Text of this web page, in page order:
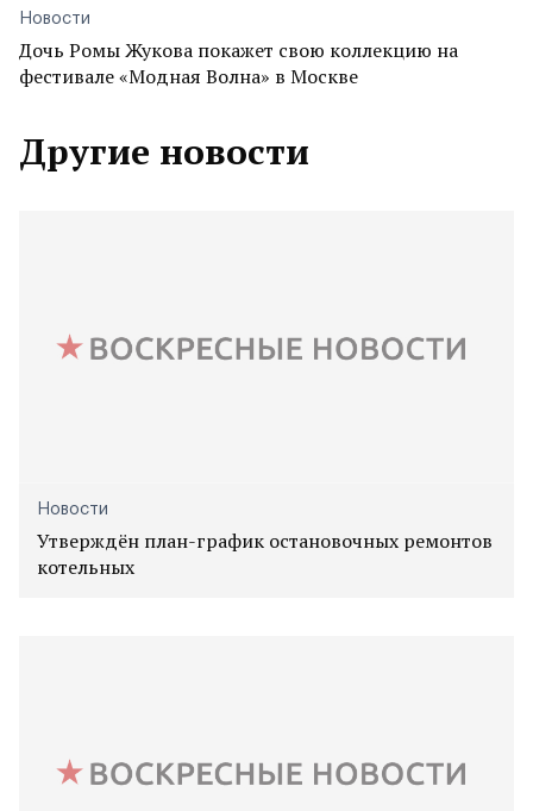
Новости
Дочь Ромы Жукова покажет свою коллекцию на
фестивале «Модная Волна» в Москве
Другие новости
Новости
Утверждён план-график остановочных ремонтов
котельных